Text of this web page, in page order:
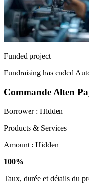
Funded project
Fundraising has ended
Commande Alten
Borrower : Hidden
Products & Services
Amount : Hidden
100%
Taux, durée et détails du